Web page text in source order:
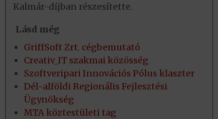
Kalmár-díjban részesítette.
Lásd még
GriffSoft Zrt. cégbemutató
Creativ_IT szakmai közösség
Szoftveripari Innovációs Pólus klaszter
Dél-alföldi Regionális Fejlesztési
Ügynökség
MTA köztestületi tag